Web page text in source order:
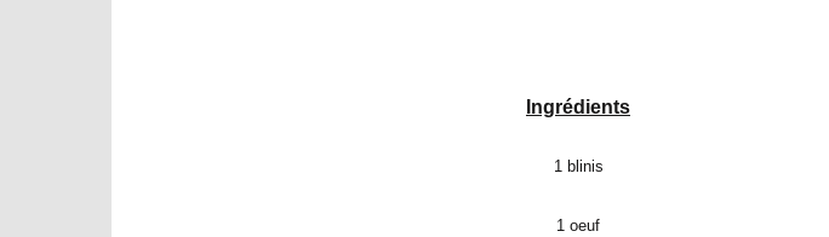
Ingrédients
1 blinis
1 oeuf